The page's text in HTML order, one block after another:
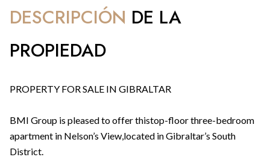
DESCRIPCIÓN DE LA
PROPIEDAD
PROPERTY FOR SALE IN GIBRALTAR
BMI Group is pleased to offer thistop-floor three-bedroom
apartment in Nelson’s View,located in Gibraltar’s South
District.